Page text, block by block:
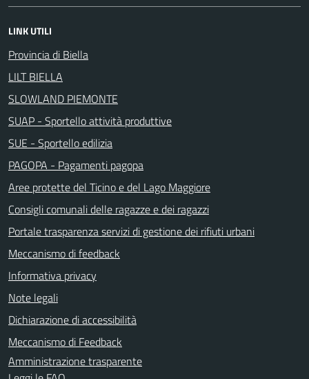
LINK UTILI
Provincia di Biella
LILT BIELLA
SLOWLAND PIEMONTE
SUAP - Sportello attività produttive
SUE - Sportello edilizia
PAGOPA - Pagamenti pagopa
Aree protette del Ticino e del Lago Maggiore
Consigli comunali delle ragazze e dei ragazzi
Portale trasparenza servizi di gestione dei rifiuti urbani
Meccanismo di feedback
Informativa privacy
Note legali
Dichiarazione di accessibilità
Meccanismo di Feedback
Amministrazione trasparente